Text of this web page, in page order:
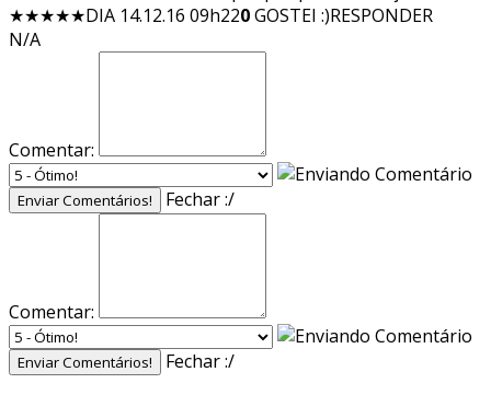
★★★★★DIA 14.12.16 09h220GOSTEI :)RESPONDER
N/A
Comentar:
Enviar Comentários! Fechar :/
Comentar:
Enviar Comentários! Fechar :/